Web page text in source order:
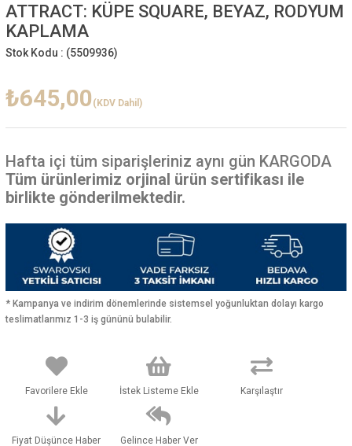
ATTRACT: KÜPE SQUARE, BEYAZ, RODYUM
KAPLAMA
Stok Kodu : (5509936)
₺645,00 (KDV Dahil)
Hafta içi tüm siparişleriniz aynı gün KARGODA
Tüm ürünlerimiz orjinal ürün sertifikası ile
birlikte gönderilmektedir.
* Kampanya ve indirim dönemlerinde sistemsel yoğunluktan dolayı kargo
teslimatlarımız 1-3 iş gününü bulabilir.
Favorilere Ekle İstek Listeme Ekle Karşılaştır
Fiyat Düşünce Haber
Gelince Haber Ver